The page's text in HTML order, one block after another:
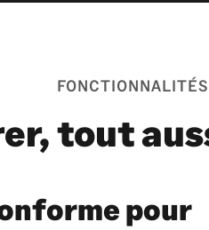
FONCTIONNALITÉS
tout
pour